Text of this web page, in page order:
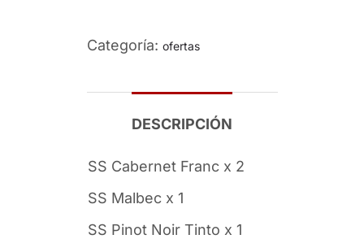
Categoría: ofertas
DESCRIPCIÓN
SS Cabernet Franc x 2
SS Malbec x 1
SS Pinot Noir Tinto x 1